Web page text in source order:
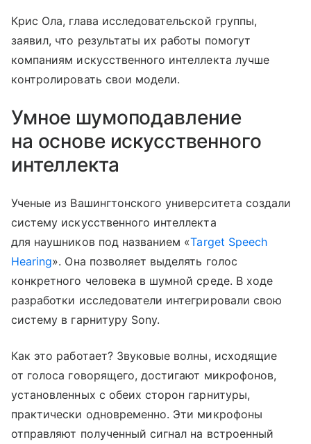
Крис Ола, глава исследовательской группы,
заявил, что результаты их работы помогут
компаниям искусственного интеллекта лучше
контролировать свои модели.
Умное шумоподавление
на основе искусственного
интеллекта
Ученые из Вашингтонского университета создали
систему искусственного интеллекта
для наушников под названием «Target Speech
Hearing». Она позволяет выделять голос
конкретного человека в шумной среде. В ходе
разработки исследователи интегрировали свою
систему в гарнитуру Sony.
Как это работает? Звуковые волны, исходящие
от голоса говорящего, достигают микрофонов,
установленных с обеих сторон гарнитуры,
практически одновременно. Эти микрофоны
отправляют полученный сигнал на встроенный